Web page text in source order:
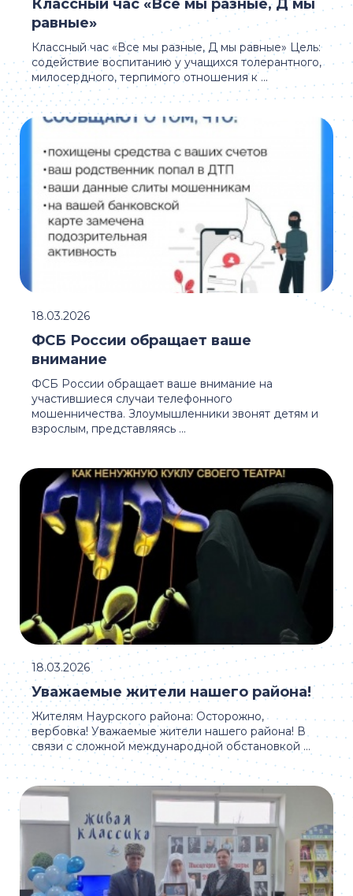
Классный час «Все мы разные, Д мы равные» Цель:
содействие воспитанию у учащихся толерантного,
милосердного, терпимого отношения к ...
Классный час «Все мы разные, Д мы
равные»
ФСБ России обращает ваше внимание на
участившиеся случаи телефонного
мошенничества. Злоумышленники звонят детям и
взрослым, представляясь ...
ФСБ России обращает ваше
внимание
18.03.2026
Жителям Наурского района: Осторожно,
вербовка! Уважаемые жители нашего района! В
связи с сложной международной обстановкой ...
Уважаемые жители нашего района!
18.03.2026